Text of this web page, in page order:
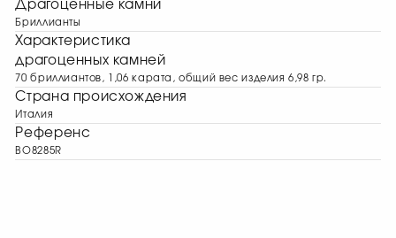
Драгоценные камни
Бриллианты
Характеристика
драгоценных камней
70 бриллиантов, 1,06 карата, общий вес изделия 6,98 гр.
Страна происхождения
Италия
Референс
BO8285R